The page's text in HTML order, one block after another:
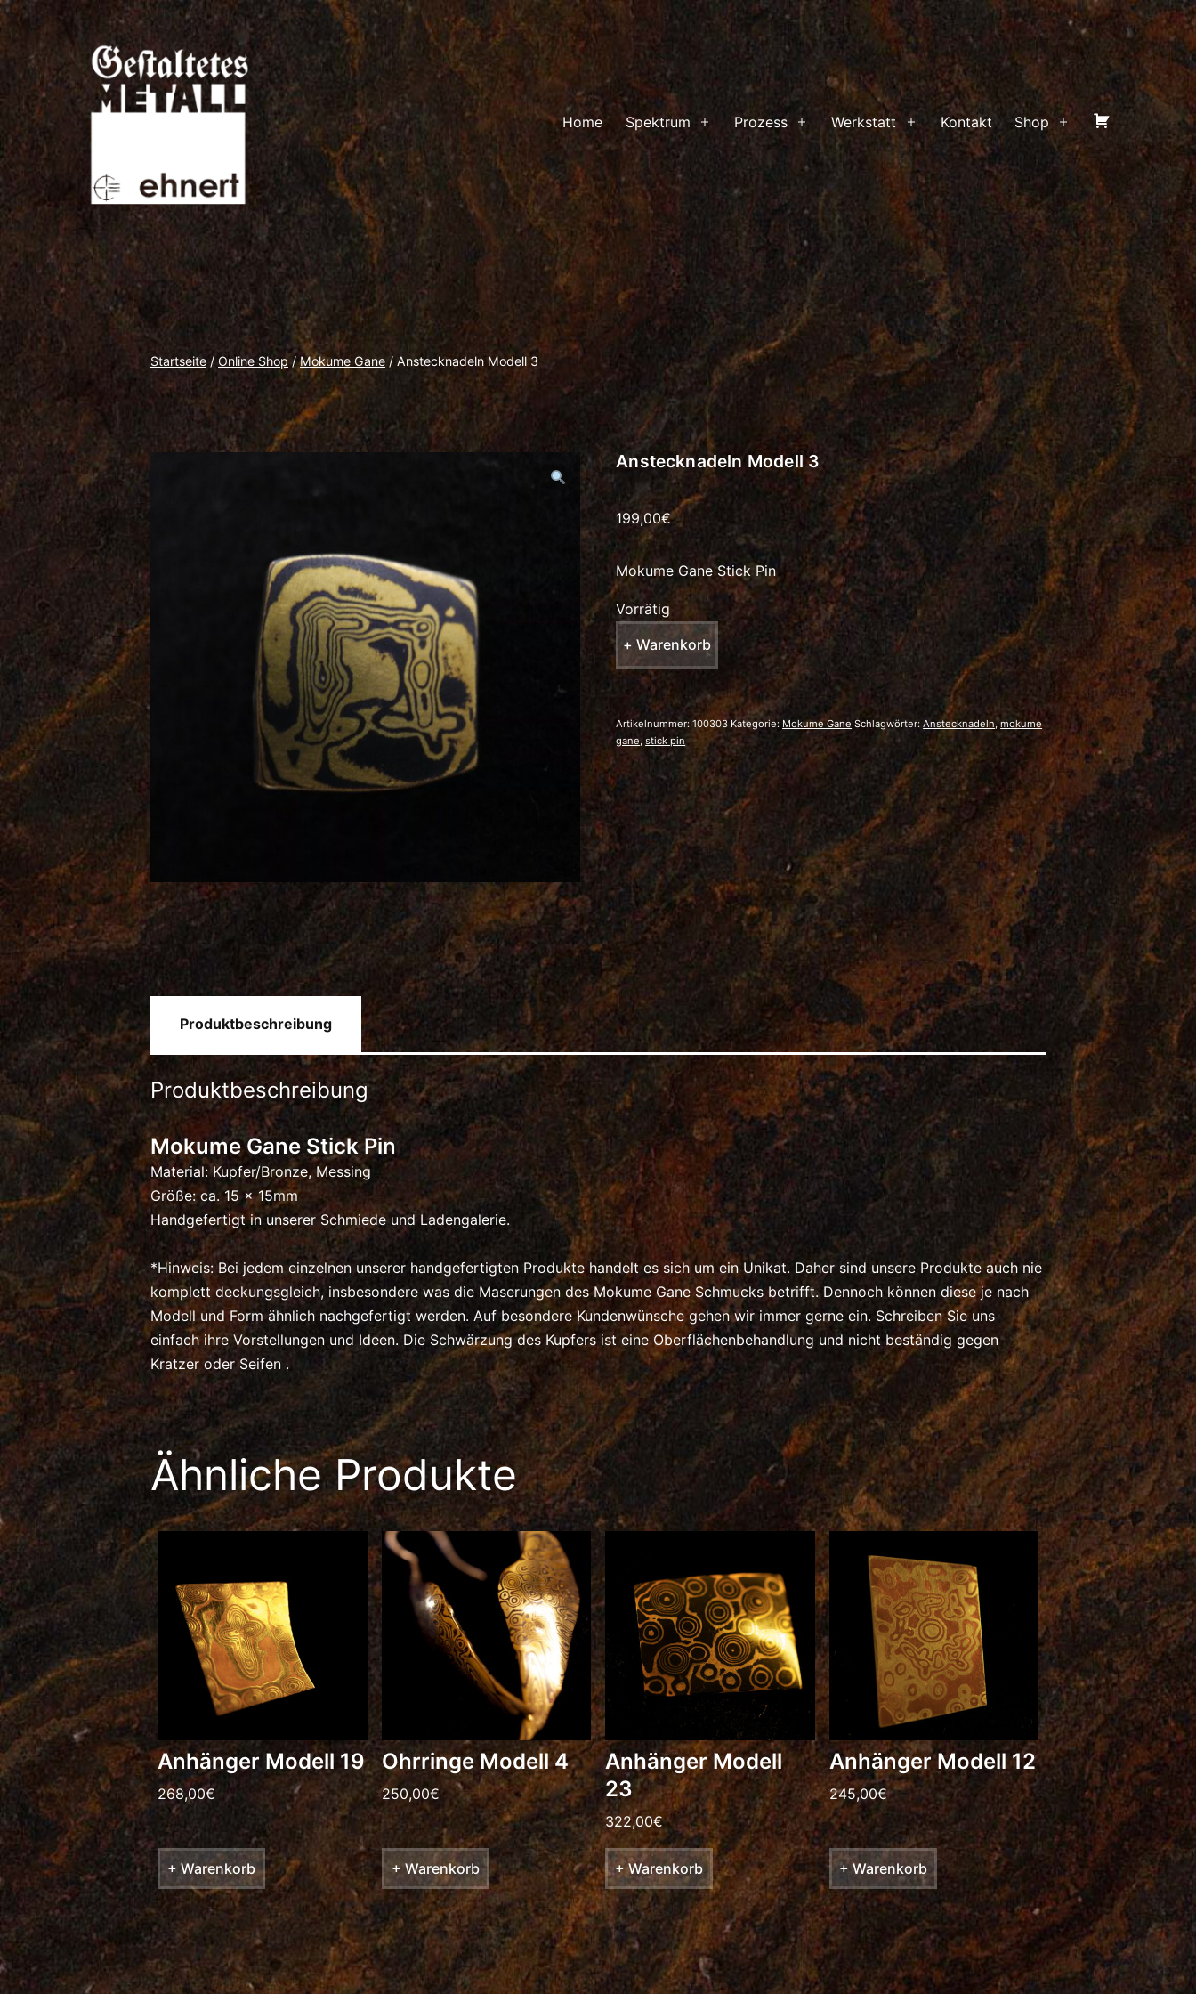
Zum
Inhalt
springen
Gestaltetes
Metall
Home Spektrum
Menü
öffnen
Prozess
Menü
öffnen
Werkstatt
Menü
öffnen
Kontakt Shop
Menü
öffnen
Warenkorb
Startseite / Online Shop /Mokume Gane / Anstecknadeln Modell 3
Anstecknadeln Modell 3
199,00€
Mokume Gane Stick Pin
Vorrätig
Anstecknadeln
Modell
Menge
+ Warenkorb
Artikelnummer:100303 Kategorie: Mokume Gane Schlagwörter:Anstecknadeln,mokume
gane,stick pin
Produktbeschreibung
Produktbeschreibung
Mokume Gane Stick Pin
Material: Kupfer/Bronze, Messing
Größe: ca. 15 x 15mm
Handgefertigt in unserer Schmiede und Ladengalerie.
*Hinweis: Bei jedem einzelnen unserer handgefertigten Produkte handelt es sich um ein Unikat. Daher sind unsere Produkte auch nie
komplett deckungsgleich, insbesondere was die Maserungen des Mokume Gane Schmucks betrifft. Dennoch können diese je nach
Modell und Form ähnlich nachgefertigt werden. Auf besondere Kundenwünsche gehen wir immer gerne ein. Schreiben Sie uns
einfach ihre Vorstellungen und Ideen. Die Schwärzung des Kupfers ist eine Oberflächenbehandlung und nicht beständig gegen
Kratzer oder Seifen .
Ähnliche Produkte
Anhänger Modell 19
268,00€
+ Warenkorb
Ohrringe Modell 4
250,00€
+ Warenkorb
Anhänger Modell
23
322,00€
+ Warenkorb
Anhänger Modell 12
245,00€
+ Warenkorb